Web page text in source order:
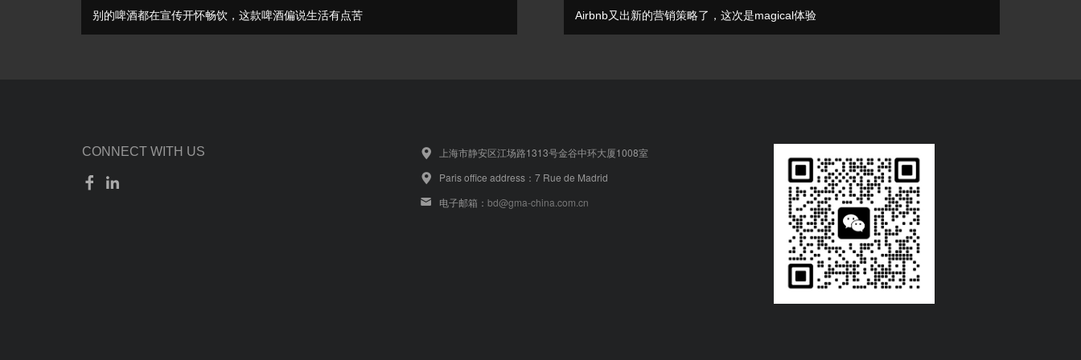
别的啤酒都在宣传开怀畅饮，这款啤酒偏说生活有点苦 Airbnb又出新的营销策略了，这次是magical体验
CONNECT WITH US
上海市静安区江场路1313号金谷中环大厦1008室
Paris office address：7 Rue de Madrid
电子邮箱： bd@gma-china.com.cn